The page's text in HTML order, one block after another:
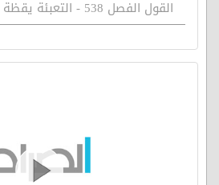
القول الفصل 538 - التعبئة يقظة